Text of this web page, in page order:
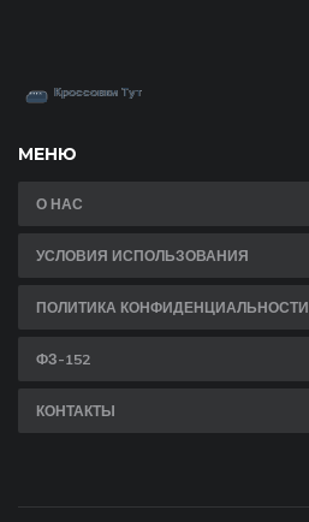
МЕНЮ
О НАС
УСЛОВИЯ ИСПОЛЬЗОВАНИЯ
ПОЛИТИКА КОНФИДЕНЦИАЛЬНОСТИ
ФЗ-152
КОНТАКТЫ